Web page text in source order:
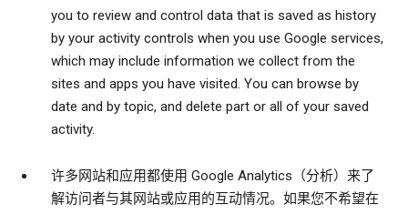
you to review and control data that is saved as history
by your activity controls when you use Google services,
which may include information we collect from the
sites and apps you have visited. You can browse by
date and by topic, and delete part or all of your saved
activity.
许多网站和应用都使用 Google Analytics（分析）来了
解访问者与其网站或应用的互动情况。如果您不希望在